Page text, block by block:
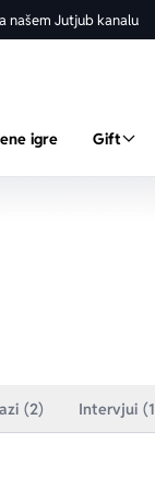
našem Jutjub kanalu
igre Gift
(2) Intervjui